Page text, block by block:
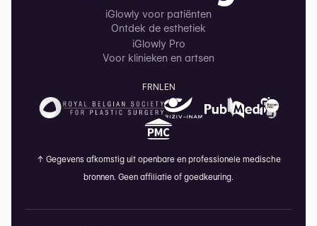
iGlowly voor patiënten
Ontdek de esthetiek
iGlowly Pro
Voor klinieken en artsen
FRNLEN
↑ Gegevens afkomstig uit openbare en professionele medische
bronnen. Geen affiliatie of goedkeuring.